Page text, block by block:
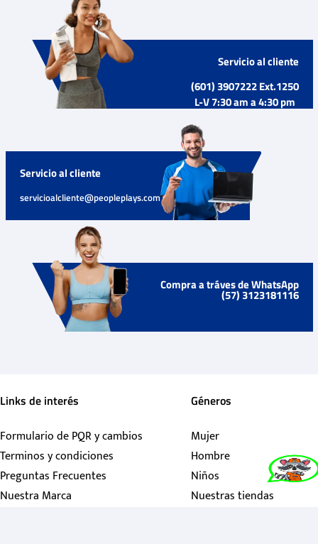
Servicio al cliente
(601) 3907222 Ext.1250
L-V 7:30 am a 4:30 pm
Servicio al cliente
servicioalcliente@peopleplays.com
Compra a tráves de WhatsApp
(57) 3123181116
Links de interés
Formulario de PQR y cambios
Terminos y condiciones
Preguntas Frecuentes
Nuestra Marca
Géneros
Mujer
Hombre
Niños
Nuestras tiendas